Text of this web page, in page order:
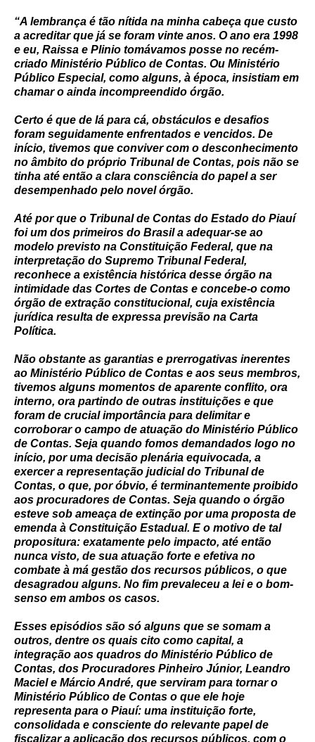
“A lembrança é tão nítida na minha cabeça que custo
a acreditar que já se foram vinte anos. O ano era 1998
e eu, Raissa e Plinio tomávamos posse no recém-
criado Ministério Público de Contas. Ou Ministério
Público Especial, como alguns, à época, insistiam em
chamar o ainda incompreendido órgão.
Certo é que de lá para cá, obstáculos e desafios
foram seguidamente enfrentados e vencidos. De
início, tivemos que conviver com o desconhecimento
no âmbito do próprio Tribunal de Contas, pois não se
tinha até então a clara consciência do papel a ser
desempenhado pelo novel órgão.
Até por que o Tribunal de Contas do Estado do Piauí
foi um dos primeiros do Brasil a adequar-se ao
modelo previsto na Constituição Federal, que na
interpretação do Supremo Tribunal Federal,
reconhece a existência histórica desse órgão na
intimidade das Cortes de Contas e concebe-o como
órgão de extração constitucional, cuja existência
jurídica resulta de expressa previsão na Carta
Política.
Não obstante as garantias e prerrogativas inerentes
ao Ministério Público de Contas e aos seus membros,
tivemos alguns momentos de aparente conflito, ora
interno, ora partindo de outras instituições e que
foram de crucial importância para delimitar e
corroborar o campo de atuação do Ministério Público
de Contas. Seja quando fomos demandados logo no
início, por uma decisão plenária equivocada, a
exercer a representação judicial do Tribunal de
Contas, o que, por óbvio, é terminantemente proibido
aos procuradores de Contas. Seja quando o órgão
esteve sob ameaça de extinção por uma proposta de
emenda à Constituição Estadual. E o motivo de tal
propositura: exatamente pelo impacto, até então
nunca visto, de sua atuação forte e efetiva no
combate à má gestão dos recursos públicos, o que
desagradou alguns. No fim prevaleceu a lei e o bom-
senso em ambos os casos.
Esses episódios são só alguns que se somam a
outros, dentre os quais cito como capital, a
integração aos quadros do Ministério Público de
Contas, dos Procuradores Pinheiro Júnior, Leandro
Maciel e Márcio André, que serviram para tornar o
Ministério Público de Contas o que ele hoje
representa para o Piauí: uma instituição forte,
consolidada e consciente do relevante papel de
fiscalizar a aplicação dos recursos públicos, com o